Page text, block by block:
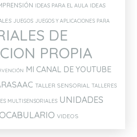
IDEAS PARA EL AULA IDEAS
JUEGOS JUEGOS Y APLICACIONES PARA
DE
PROPIA
MI CANAL DE YOUTUBE
TALLER SENSORIAL TALLERES
MULTISENSORIALES UNIDADES
VIDEOS